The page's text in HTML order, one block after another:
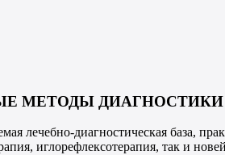
МЕТОДЫ
лечебно-диагностическая база,
иглорефлексотерапия, так и